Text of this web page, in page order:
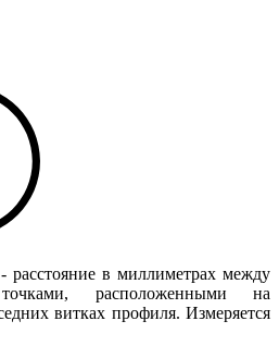
расстояние в миллиметрах между
расположенными на
витках профиля. Измеряется